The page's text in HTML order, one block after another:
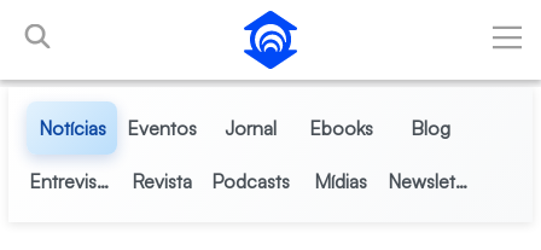
Pular para o Conteúdo principal
Notícias Eventos Jornal Ebooks Blog
Entrevistas Revista Podcasts Mídias Newsletter